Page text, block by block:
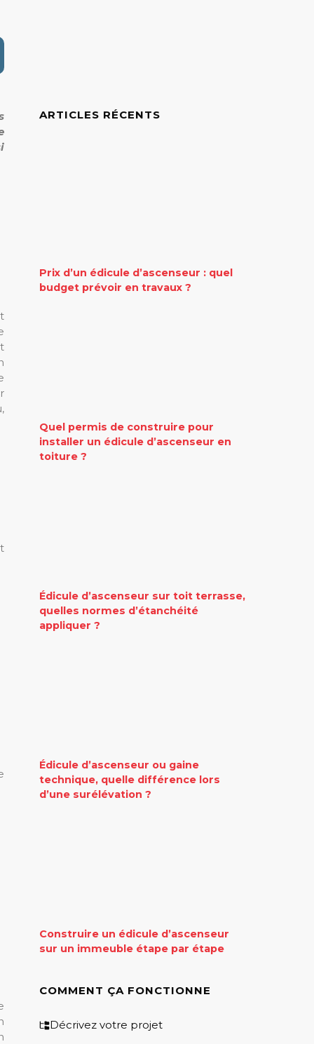
ARTICLES RÉCENTS
Prix d’un édicule d’ascenseur : quel
budget prévoir en travaux ?
Quel permis de construire pour
installer un édicule d’ascenseur en
toiture ?
Édicule d’ascenseur sur toit terrasse,
quelles normes d’étanchéité
appliquer ?
Édicule d’ascenseur ou gaine
technique, quelle différence lors
d’une surélévation ?
Construire un édicule d’ascenseur
sur un immeuble étape par étape
COMMENT ÇA FONCTIONNE
Décrivez votre projet